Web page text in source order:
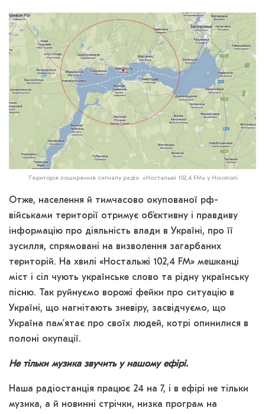
Територія поширення сигналу радіо «Ностальжі 102,4 FM» у Нікополі
Отже, населення й тимчасово окупованої рф-
військами території отримує об’єктивну і правдиву
інформацію про діяльність влади в Україні, про її
зусилля, спрямовані на визволення загарбаних
територій. На хвилі «Ностальжі 102,4 FM» мешканці
міст і сіл чують українське слово та рідну українську
пісню. Так руйнуємо ворожі фейки про ситуацію в
Україні, що нагнітають зневіру, засвідчуємо, що
Україна пам’ятає про своїх людей, котрі опинилися в
полоні окупації.
Не тільки музика звучить у нашому ефірі.
Наша радіостанція працює 24 на 7, і в ефірі не тільки
музика, а й новинні стрічки, низка програм на